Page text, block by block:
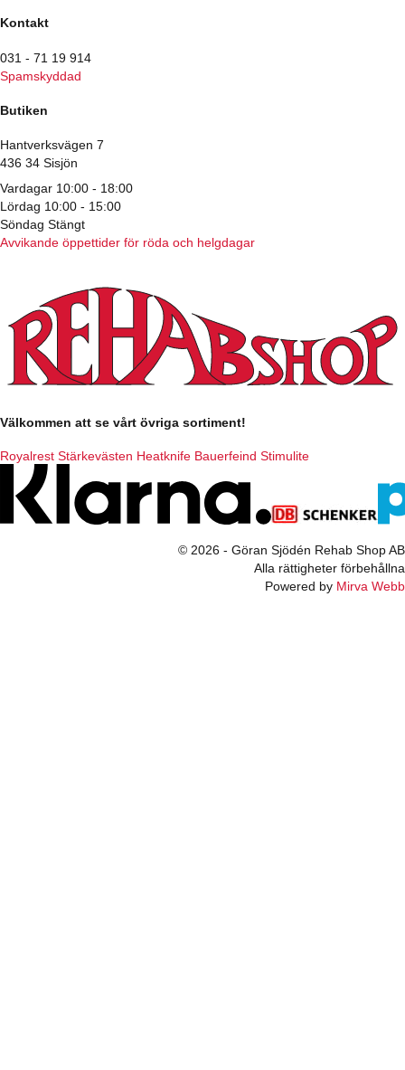
Kontakt
031 - 71 19 914
Spamskyddad
Butiken
Hantverksvägen 7
436 34 Sisjön
Vardagar 10:00 - 18:00
Lördag 10:00 - 15:00
Söndag Stängt
Avvikande öppettider för röda och helgdagar
Välkommen att se vårt övriga sortiment!
Royalrest Stärkevästen Heatknife Bauerfeind Stimulite
© 2026 - Göran Sjödén Rehab Shop AB
Alla rättigheter förbehållna
Powered by Mirva Webb